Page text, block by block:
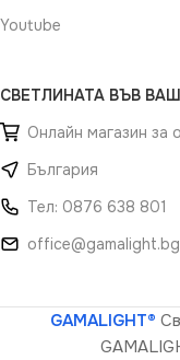
Youtube
СВЕТЛИНАТА ВЪВ
Онлайн магазин за
България
Тел: 0876 638 801
office@gamalight.bg
GAMALIGHT®